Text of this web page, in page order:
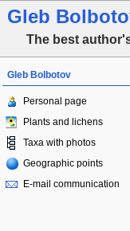
Gleb
The best
Gleb Bolbotov
Personal page
Plants and lichens
Taxa with photos
Geographic points
E-mail communication